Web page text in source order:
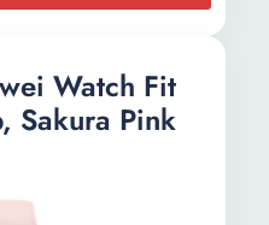
Watch Fit
Sakura Pink